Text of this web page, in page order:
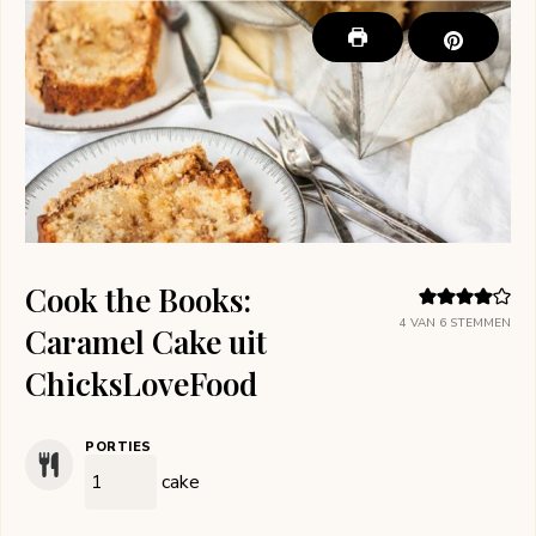
4 VAN 6 STEMMEN
Cook the Books:
Caramel Cake uit
ChicksLoveFood
PORTIES
cake